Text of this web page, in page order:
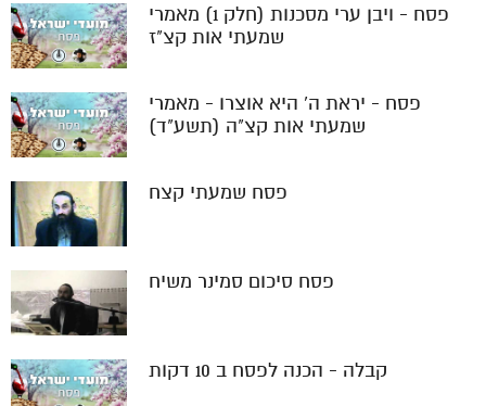
פסח - ויבן ערי מסכנות (חלק 1) מאמרי
שמעתי אות קצ"ז
פסח - יראת ה' היא אוצרו - מאמרי
שמעתי אות קצ"ה (תשע"ד)
פסח שמעתי קצח
פסח סיכום סמינר משיח
קבלה - הכנה לפסח ב 10 דקות